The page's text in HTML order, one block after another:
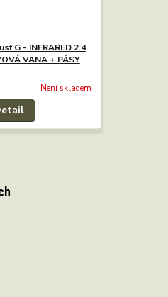
- INFRARED 2.4
VANA + PÁSY
Není skladem